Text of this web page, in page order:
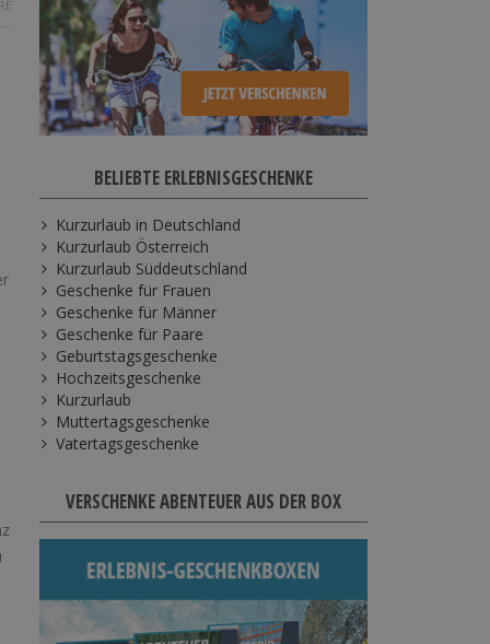
BELIEBTE ERLEBNISGESCHENKE
Kurzurlaub in Deutschland
Kurzurlaub Österreich
Kurzurlaub Süddeutschland
Geschenke für Frauen
Geschenke für Männer
Geschenke für Paare
Geburtstagsgeschenke
Hochzeitsgeschenke
Kurzurlaub
Muttertagsgeschenke
Vatertagsgeschenke
VERSCHENKE ABENTEUER AUS DER BOX